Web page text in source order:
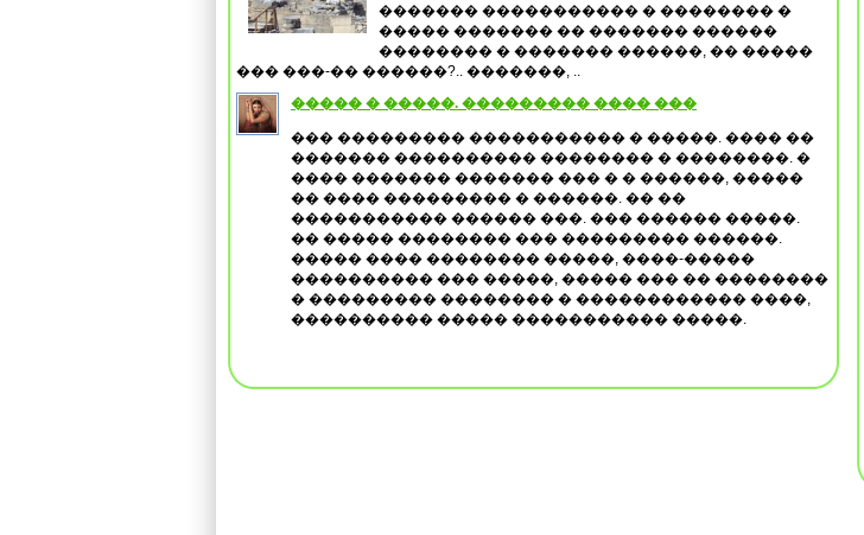
������� ����������� � �������� �
����� ������� �� ������� ������
�������� � ������� ������, �� �����
��� ���-�� ������?.. �������, ..
����� � �����. ��������� ���� ���
��� ��������� ����������� � �����. ���� ��
������� ���������� �������� � ��������. �
���� ������� ������� ��� � � ������, �����
�� ���� ��������� � ������. �� ��
����������� ������ ���. ��� ������ �����.
�� ����� �������� ��� ��������� ������.
����� ���� �������� �����, ����-�����
���������� ��� �����, ����� ��� �� ��������
� ��������� �������� � ������������ ����,
���������� ����� ����������� �����.